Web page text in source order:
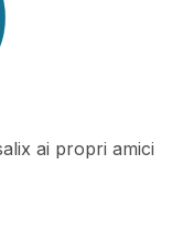
ai propri amici